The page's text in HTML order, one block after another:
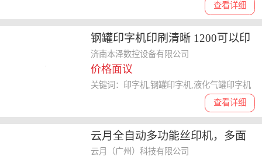
查看详细
钢罐印字机印刷清晰 1200可以印
刷一圈钢瓶丝印机印刷清晰
济南本泽数控设备有限公司
价格面议
查看详细
关键词：印字机,钢罐印字机,液化气罐印字机
云月全自动多功能丝印机，多面
一体丝印丝网印刷机
云月（广州）科技有限公司